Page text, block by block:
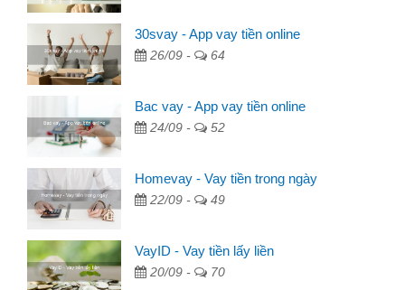
30svay - App vay tiền online
26/09 - 64
Bac vay - App vay tiền online
24/09 - 52
Homevay - Vay tiền trong ngày
22/09 - 49
VayID - Vay tiền lấy liền
20/09 - 70